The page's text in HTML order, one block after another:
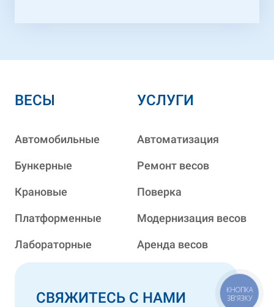
ВЕСЫ
Автомобильные
Бункерные
Крановые
Платформенные
Лабораторные
УСЛУГИ
Автоматизация
Ремонт весов
Поверка
Модернизация весов
Аренда весов
СВЯЖИТЕСЬ С НАМИ
КНОПКА
ЗВ'ЯЗКУ